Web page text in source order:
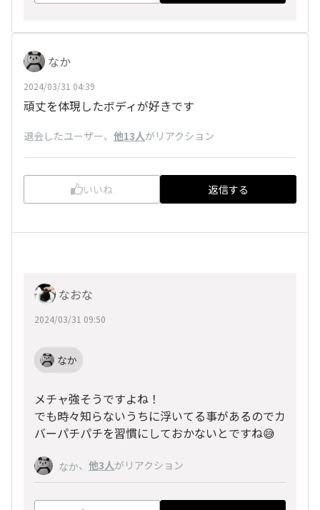
なか
2024/03/31 04:39
頑丈を体現したボディが好きです
退会したユーザー、 他13人がリアクション
いいね 返信する
なおな
2024/03/31 09:50
なか
メチャ強そうですよね！
でも時々知らないうちに浮いてる事があるのでカ
バーパチパチを習慣にしておかないとですね😅
なか、 他3人がリアクション